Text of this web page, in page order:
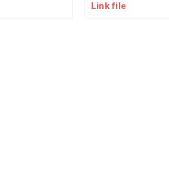
Link file